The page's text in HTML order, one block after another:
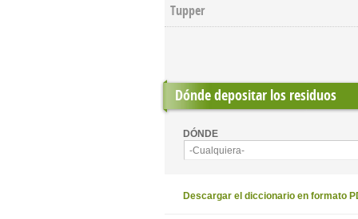
Tupper
Dónde depositar los residuos
DÓNDE
-Cualquiera-
Descargar el diccionario en formato